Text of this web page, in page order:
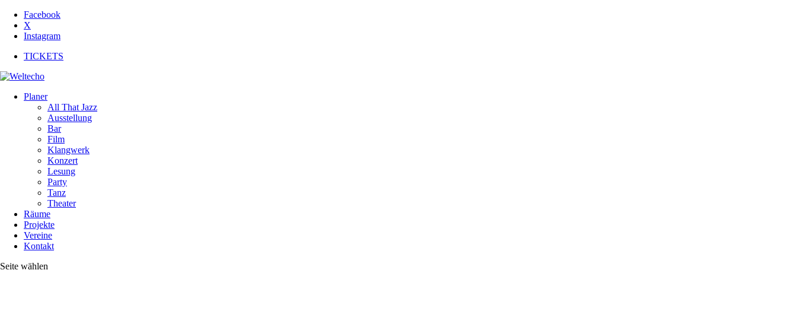
Facebook
X
Instagram
TICKETS
Planer
All That Jazz
Ausstellung
Bar
Film
Klangwerk
Konzert
Lesung
Party
Tanz
Theater
Räume
Projekte
Vereine
Kontakt
Seite wählen